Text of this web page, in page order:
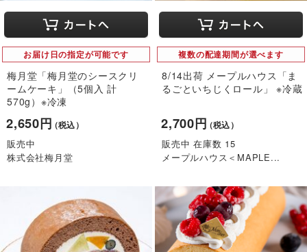
お届け日の指定が可能です
梅月堂「梅月堂のシースクリ
ームケーキ」（5個入 計
570g）※冷凍
2,650円（税込）
販売中
株式会社梅月堂
複数の配達期間が選べます
8/14出荷 メープルハウス「ま
るごといちじくロール」 ※冷蔵
2,700円（税込）
販売中 在庫数 15
メープルハウス＜MAPLE...